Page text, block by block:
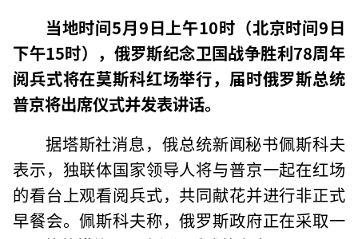
当地时间5月9日上午10时（北京时间9日
下午15时），俄罗斯纪念卫国战争胜利78周年
阅兵式将在莫斯科红场举行，届时俄罗斯总统
普京将出席仪式并发表讲话。
据塔斯社消息，俄总统新闻秘书佩斯科夫
表示，独联体国家领导人将与普京一起在红场
的看台上观看阅兵式，共同献花并进行非正式
早餐会。佩斯科夫称，俄罗斯政府正在采取一